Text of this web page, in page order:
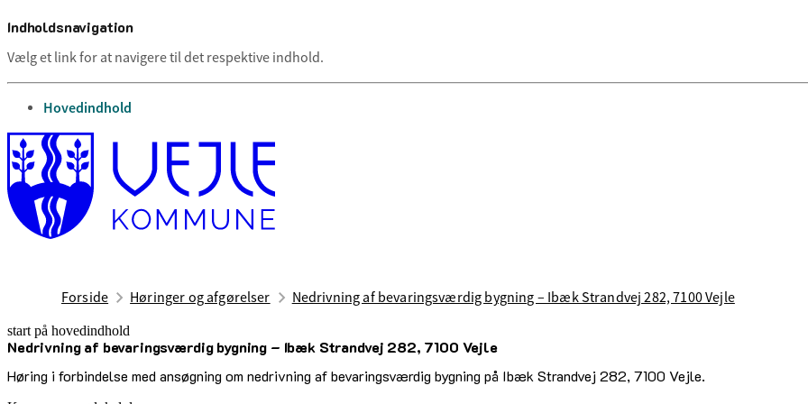
Indholdsnavigation
Vælg et link for at navigere til det respektive indhold.
gå til
Hovedindhold
Forside Høringer og afgørelser Nedrivning af bevaringsværdig bygning – Ibæk Strandvej 282, 7100 Vejle
start på hovedindhold
Nedrivning af bevaringsværdig bygning – Ibæk Strandvej 282, 7100 Vejle
Høring i forbindelse med ansøgning om nedrivning af bevaringsværdig bygning på Ibæk Strandvej 282, 7100 Vejle.
senest opdateret 29. august 2025